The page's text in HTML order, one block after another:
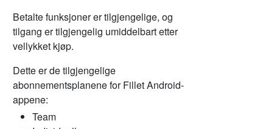
Betalte funksjoner er tilgjengelige, og
tilgang er tilgjengelig umiddelbart etter
vellykket kjøp.
Dette er de tilgjengelige
abonnementsplanene for Fillet Android-
appene:
Team